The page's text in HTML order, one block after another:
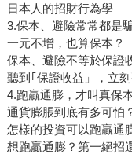
日本人的招財行為學
3.保本、避險常常都是
一元不增，也算保本？
保本、避險不等於保證
聽到｢保證收益」，立
4.跑贏通膨，才叫真保
通貨膨脹到底有多可怕
怎樣的投資可以跑贏通
想跑贏通膨？第一絕招